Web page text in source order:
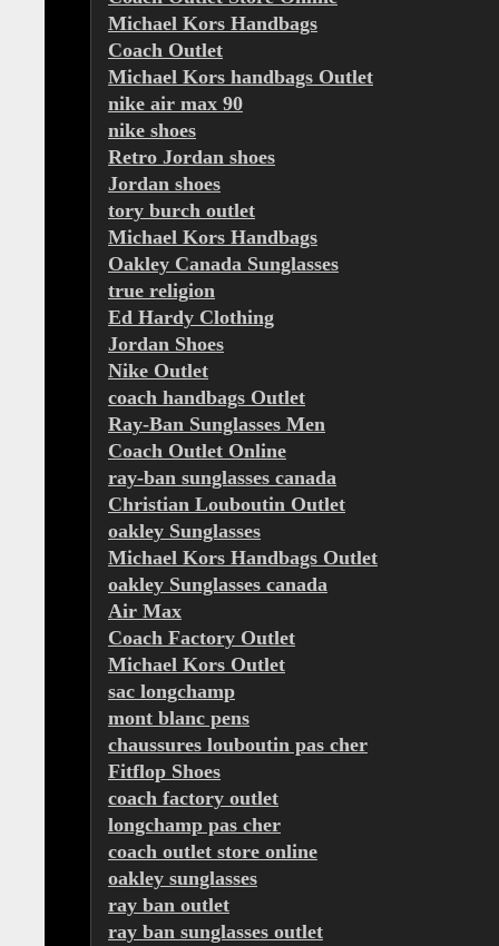
Michael Kors Handbags
Coach Outlet
Michael Kors handbags Outlet
nike air max 90
nike shoes
Retro Jordan shoes
Jordan shoes
tory burch outlet
Michael Kors Handbags
Oakley Canada Sunglasses
true religion
Ed Hardy Clothing
Jordan Shoes
Nike Outlet
coach handbags Outlet
Ray-Ban Sunglasses Men
Coach Outlet Online
ray-ban sunglasses canada
Christian Louboutin Outlet
oakley Sunglasses
Michael Kors Handbags Outlet
oakley Sunglasses canada
Air Max
Coach Factory Outlet
Michael Kors Outlet
sac longchamp
mont blanc pens
chaussures louboutin pas cher
Fitflop Shoes
coach factory outlet
longchamp pas cher
coach outlet store online
oakley sunglasses
ray ban outlet
ray ban sunglasses outlet